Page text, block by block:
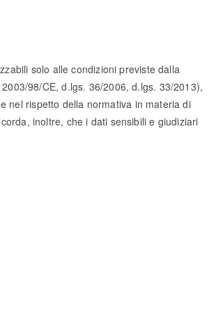
solo alle condizioni previste dalla
98/CE, d.lgs. 36/2006, d.lgs. 33/2013),
nel rispetto della normativa in materia di
inoltre, che i dati sensibili e giudiziari